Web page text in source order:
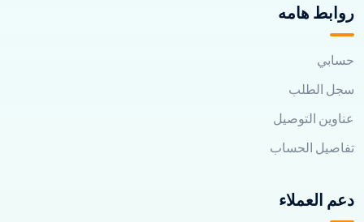
روابط هامه
حسابي
سجل الطلب
عناوين التوصيل
تفاصيل الحساب
دعم العملاء